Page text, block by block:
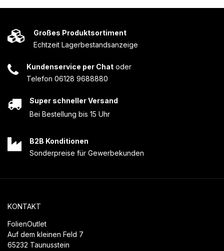
Großes Produktsortiment
Echtzeit Lagerbestandsanzeige
Kundenservice per Chat oder
Telefon 06128 9688880
Super schneller Versand
Bei Bestellung bis 15 Uhr
B2B Konditionen
Sonderpreise für Gewerbekunden
KONTAKT
FolienOutlet
Auf dem kleinen Feld 7
65232 Taunusstein